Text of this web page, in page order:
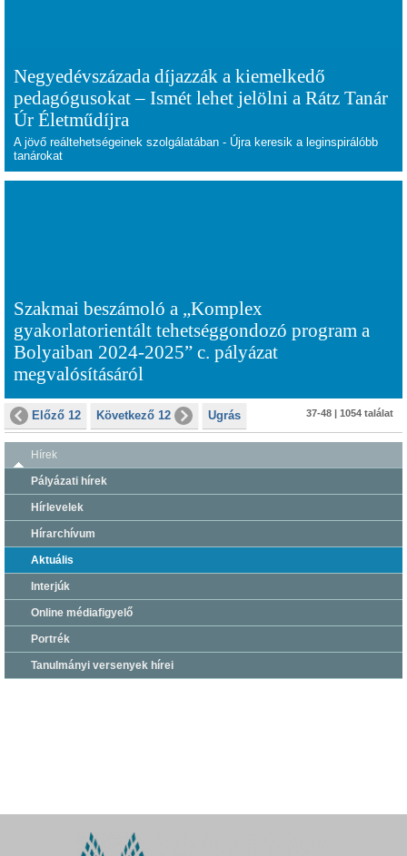
Negyedévszázada díjazzák a kiemelkedő
pedagógusokat – Ismét lehet jelölni a Rátz Tanár
Úr Életműdíjra
A jövő reáltehetségeinek szolgálatában - Újra keresik a leginspirálóbb
tanárokat
Szakmai beszámoló a „Komplex
gyakorlatorientált tehetséggondozó program a
Bolyaiban 2024-2025” c. pályázat
megvalósításáról
Előző 12 Következő 12 Ugrás 37-48 | 1054 találat
Hírek
Pályázati hírek
Hírlevelek
Hírarchívum
Aktuális
Interjúk
Online médiafigyelő
Portrék
Tanulmányi versenyek hírei